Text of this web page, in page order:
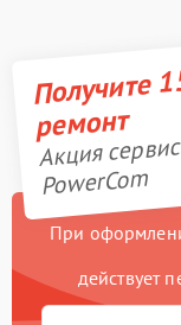
Получите
ремонт
Акция
PowerCom
При
действует